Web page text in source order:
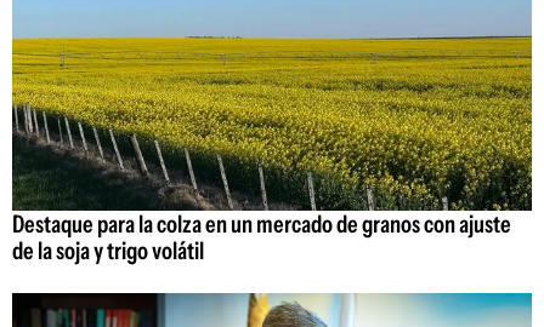
Destaque para la colza en un mercado de granos con ajuste
de la soja y trigo volátil